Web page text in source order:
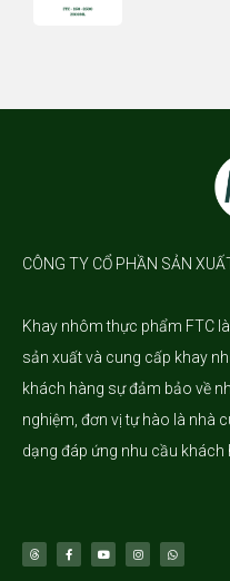
CÔNG TY CỔ PHẦN SẢN
Khay nhômthực phẩm FTC
sản xuất và cung cấp khay
khách hàng sự đảm bảo về
nghiệm, đơn vị tự hào là nhà
dạng đáp ứng nhu cầu khách